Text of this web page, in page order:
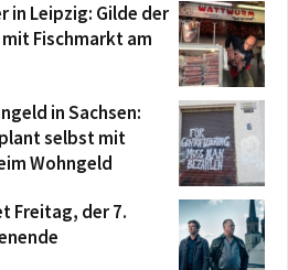
in Leipzig: Gilde der
Fischmarkt am
in Sachsen:
selbst mit
Wohngeld
Freitag, der 7.